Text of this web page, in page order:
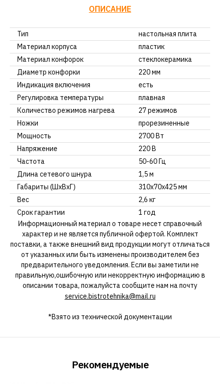
ОПИСАНИЕ
Тип
настольная плита
Материал корпуса
пластик
Материал конфорок
стеклокерамика
Диаметр конфорки
220 мм
Индикация включения
есть
Регулировка температуры
плавная
Количество режимов нагрева
27 режимов
Ножки
прорезиненные
Мощность
2700 Вт
Напряжение
220 В
Частота
50-60 Гц
Длина сетевого шнура
1,5 м
Габариты (ШxВxГ)
310x70x425 мм
Вес
2,6 кг
Срок гарантии
1 год
Информационный материал о товаре несет справочный
характер и не является публичной офертой. Комплект
поставки, а также внешний вид продукции могут отличаться
от указанных или быть изменены производителем без
предварительного уведомления. Если вы заметили не
правильную,ошибочную или некорректную информацию в
описании товара, пожалуйста сообщите нам на почту
service.bistrotehnika@mail.ru
*Взято из технической документации
Рекомендуемые